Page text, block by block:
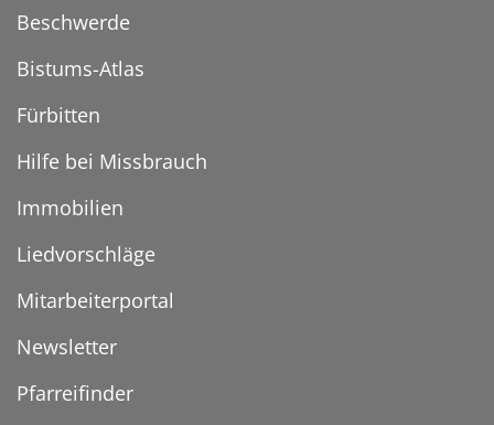
Beschwerde
Bistums-Atlas
Fürbitten
Hilfe bei Missbrauch
Immobilien
Liedvorschläge
Mitarbeiterportal
Newsletter
Pfarreifinder